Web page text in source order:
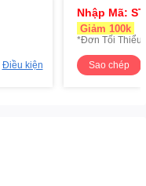
Điều kiện
Nhập Mã:
Giảm 100k
*Đơn Tối Thiểu
Sao chép